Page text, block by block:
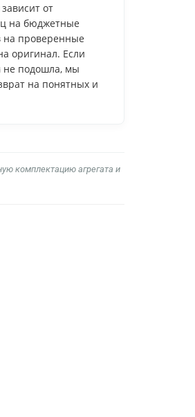
от
на бюджетные
на проверенные
оригинал. Если
не подошла, мы
на понятных и
комплектацию агрегата и